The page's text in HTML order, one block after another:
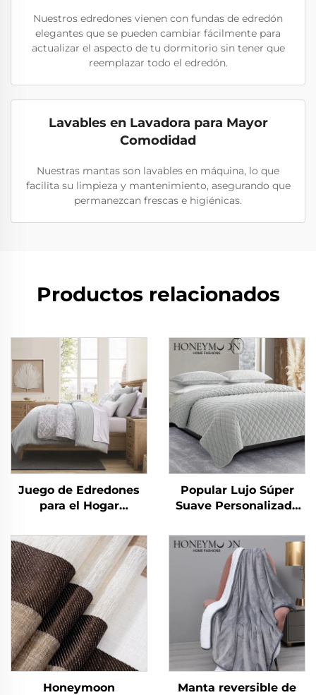
Nuestros edredones vienen con fundas de edredón
elegantes que se pueden cambiar fácilmente para
actualizar el aspecto de tu dormitorio sin tener que
reemplazar todo el edredón.
Lavables en Lavadora para Mayor
Comodidad
Nuestras mantas son lavables en máquina, lo que
facilita su limpieza y mantenimiento, asegurando que
permanezcan frescas e higiénicas.
Productos relacionados
Juego de Edredones
para el Hogar
CozyLux Edredón de
Sarga Rizada
Popular Lujo Súper
Suave Personalizado
Edredón King Size 3
Piezas
Honeymoon
Manta reversible de